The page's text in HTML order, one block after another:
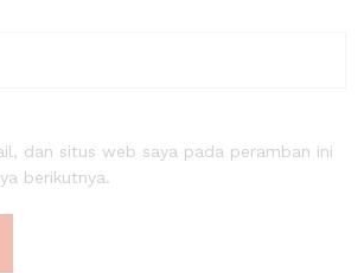
dan situs web saya pada peramban ini
berikutnya.